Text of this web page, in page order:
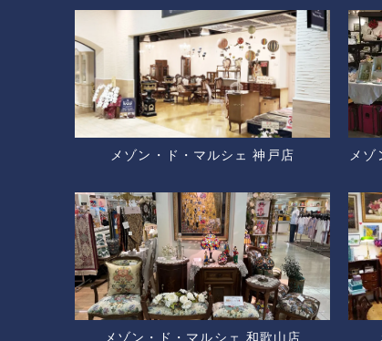
メゾン・ド・マルシェ 神戸店 メ
メゾン・ド・マルシェ 和歌山店